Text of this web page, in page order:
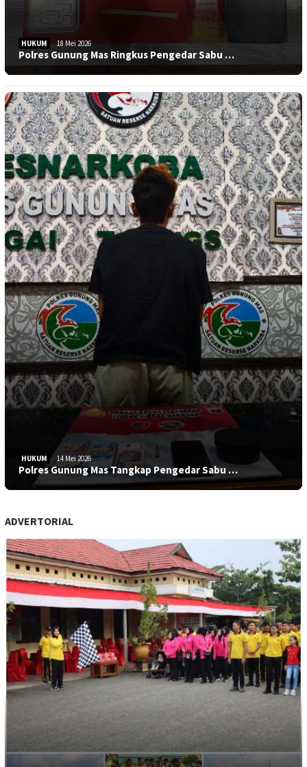
HUKUM 18 Mei 2026
Polres Gunung Mas Ringkus Pengedar Sabu …
HUKUM 14 Mei 2026
Polres Gunung Mas Tangkap Pengedar Sabu …
ADVERTORIAL